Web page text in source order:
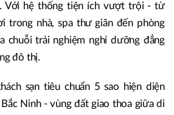
Với hệ thống tiện ích vượt trội - từ
trong nhà, spa thư giãn đến phòng
chuỗi trải nghiệm nghỉ dưỡng đẳng
đô thị.
sạn tiêu chuẩn 5 sao hiện diện
Ninh - vùng đất giao thoa giữa di